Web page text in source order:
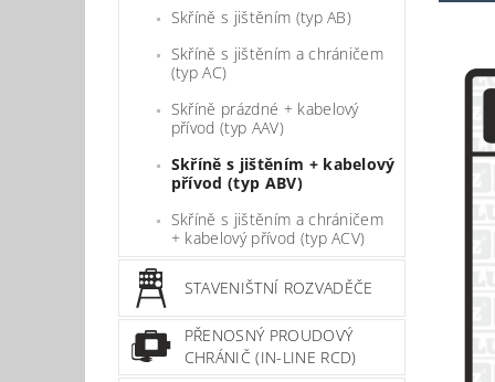
Skříně s jištěním (typ AB)
Skříně s jištěním a chráničem
(typ AC)
Skříně prázdné + kabelový
přívod (typ AAV)
Skříně s jištěním + kabelový
přívod (typ ABV)
Skříně s jištěním a chráničem
+ kabelový přívod (typ ACV)
STAVENIŠTNÍ ROZVADĚČE
PŘENOSNÝ PROUDOVÝ
CHRÁNIČ (IN-LINE RCD)